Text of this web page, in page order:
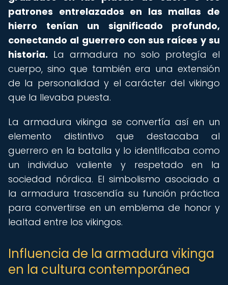
patrones entrelazados en las mallas de
hierro tenían un significado profundo,
conectando al guerrero con sus raíces y su
historia. La armadura no solo protegía el
cuerpo, sino que también era una extensión
de la personalidad y el carácter del vikingo
que la llevaba puesta.
La armadura vikinga se convertía así en un
elemento distintivo que destacaba al
guerrero en la batalla y lo identificaba como
un individuo valiente y respetado en la
sociedad nórdica. El simbolismo asociado a
la armadura trascendía su función práctica
para convertirse en un emblema de honor y
lealtad entre los vikingos.
Influencia de la armadura vikinga
en la cultura contemporánea